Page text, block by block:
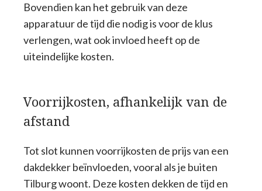
Bovendien kan het gebruik van deze
apparatuur de tijd die nodig is voor de klus
verlengen, wat ook invloed heeft op de
uiteindelijke kosten.
Voorrijkosten, afhankelijk van de
afstand
Tot slot kunnen voorrijkosten de prijs van een
dakdekker beïnvloeden, vooral als je buiten
Tilburg woont. Deze kosten dekken de tijd en